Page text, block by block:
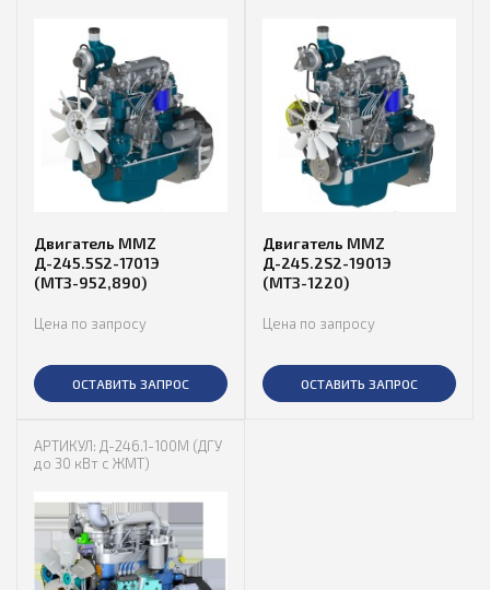
Двигатель MMZ
Д-245.5S2-1701Э
(МТЗ-952,890)
Цена по запросу
ОСТАВИТЬ ЗАПРОС
Двигатель MMZ
Д-245.2S2-1901Э
(МТЗ-1220)
Цена по запросу
ОСТАВИТЬ ЗАПРОС
АРТИКУЛ: Д-246.1-100М (ДГУ
до 30 кВт с ЖМТ)